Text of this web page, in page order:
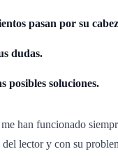
pasan por su
dudas.
posibles soluciones.
han funcionado
del lector y con su